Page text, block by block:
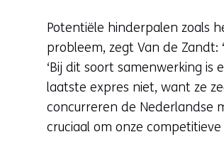
Potentiële hinderpalen zoals
probleem, zegt Van de Zandt:
‘Bij dit soort samenwerking
laatste expres niet, want ze
concurreren de Nederlandse
cruciaal om onze